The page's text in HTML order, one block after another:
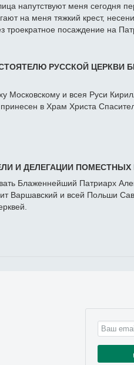
напутствуют меня сегодня
на меня тяжкий крест,
посаждение на
РУССКОЙ ЦЕРКВИ
Московскому и всея Руси
в Храм Христа
И ДЕЛЕГАЦИИ
Блаженнейший Патриарх
Варшавский и всей Польши